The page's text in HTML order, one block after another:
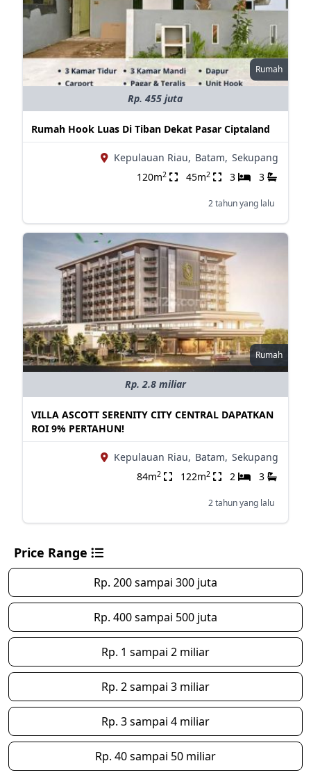
Rumah
Rp. 455 juta
Rumah Hook Luas Di Tiban Dekat Pasar Ciptaland
Kepulauan Riau, Batam, Sekupang
120m2 45m2 3 3
2 tahun yang lalu
Rumah
Rp. 2.8 miliar
VILLA ASCOTT SERENITY CITY CENTRAL DAPATKAN
ROI 9% PERTAHUN!
Kepulauan Riau, Batam, Sekupang
84m2 122m2 2 3
2 tahun yang lalu
Price Range
Rp. 200 sampai 300 juta
Rp. 400 sampai 500 juta
Rp. 1 sampai 2 miliar
Rp. 2 sampai 3 miliar
Rp. 3 sampai 4 miliar
Rp. 40 sampai 50 miliar